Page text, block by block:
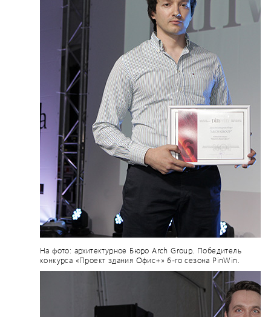
На фото: архитектурное Бюро Arch Group. Победитель
конкурса «Проект здания Офис+» 6-го сезона PinWin.